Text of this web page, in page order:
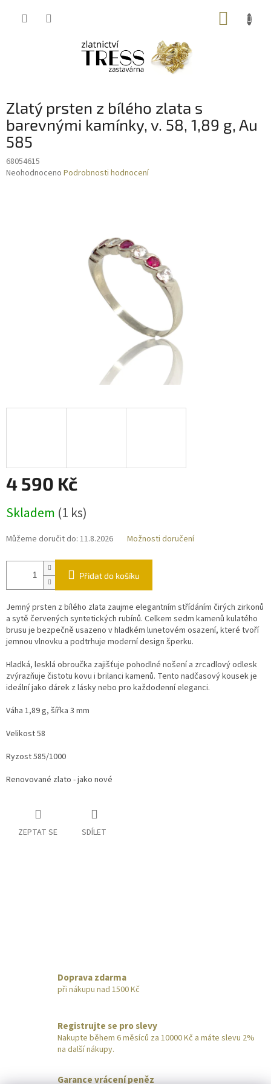
Zlatý prsten z bílého zlata s
barevnými kamínky, v. 58, 1,89 g, Au
585
68054615
Průměrné
Neohodnoceno Podrobnosti hodnocení
4 590 Kč
cena:
Skladem (1 ks)
Můžeme doručit do: 11.8.2026 Možnosti doručení
Přidat do košíku
Jemný prsten z bílého zlata zaujme elegantním střídáním čirých zirkonů
a sytě červených syntetických rubínů. Celkem sedm kamenů kulatého
brusu je bezpečně usazeno v hladkém lunetovém osazení, které tvoří
jemnou vlnovku a podtrhuje moderní design šperku.
Hladká, lesklá obroučka zajišťuje pohodlné nošení a zrcadlový odlesk
zvýrazňuje čistotu kovu i brilanci kamenů. Tento nadčasový kousek je
ideální jako dárek z lásky nebo pro každodenní eleganci.
Váha 1,89 g, šířka 3 mm
Velikost 58
Ryzost 585/1000
Renovované zlato - jako nové
ZEPTAT SE SDÍLET
Doprava zdarma
při nákupu nad 1500 Kč
Registrujte se pro slevy
Nakupte během 6 měsíců za 10000 Kč a máte slevu 2%
na další nákupy.
Garance vrácení peněz